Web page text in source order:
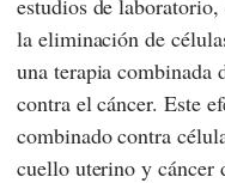
estudios de
la eliminación de
una terapia combinada
contra el cáncer. Este
combinado contra
cuello uterino y cáncer